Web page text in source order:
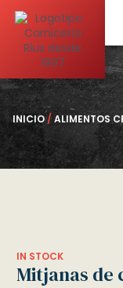
INICIO/ALIMENTOS
IN STOCK
Mitjanas de